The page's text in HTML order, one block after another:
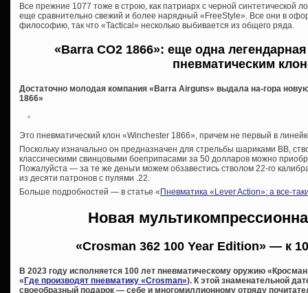
Все прежние 1077 тоже в строю, как патриарх с черной синтетической
еще сравнительно свежий и более нарядный «FreeStyle». Все они в
философию, так что «Tactical» несколько выбивается из общего ряда.
«Barra CO2 1866»: еще одна
пневматическим
Достаточно молодая компания «Barra Airguns» выдала на-гора
1866»
Это пневматический клон «Winchester 1866», причем не первый в
Поскольку изначально он предназначен для стрельбы шариками ВВ,
классическими свинцовыми боеприпасами за 50 долларов можно
Пожалуйста — за те же деньги можем обзавестись стволом 22-го
из десяти патронов с пулями .22.
Больше подробностей — в статье «Пневматика «Lever Action»: а все-
Новая
«Crosman 362 100 Year Edition» — к
В 2023 году исполняется 100 лет пневматическому оружию
« Где производят пневматику «Crosman»). К этой знаменательной
своеобразный подарок — себе и многомиллионному отряду